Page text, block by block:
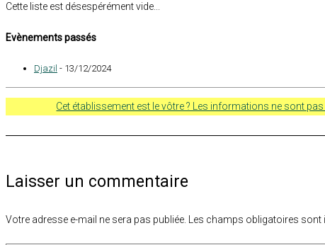
Cette liste est désespérément vide...
Evènements passés
Djazil - 13/12/2024
Cet établissement est le vôtre ? Les informations ne sont
Laisser un commentaire
Votre adresse e-mail ne sera pas publiée. Les champs obligatoires sont